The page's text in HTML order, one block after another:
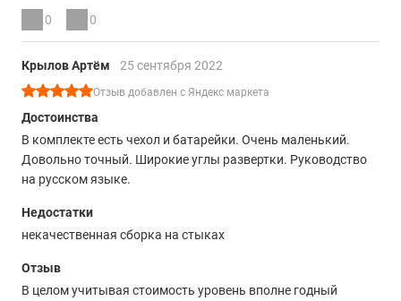
0 0
Крылов Артём 25 сентября 2022
Отзыв добавлен с Яндекс маркета
Достоинства
В комплекте есть чехол и батарейки. Очень маленький.
Довольно точный. Широкие углы развертки. Руководство
на русском языке.
Недостатки
некачественная сборка на стыках
Отзыв
В целом учитывая стоимость уровень вполне годный